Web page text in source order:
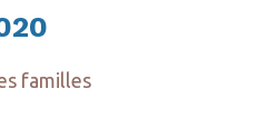
familles